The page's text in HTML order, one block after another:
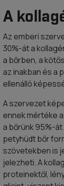
A
Az emberi
30%-át a
a bőrben, a
az inakban és a
ellenálló
A szervezet
ennek mértéke
a bőrünk 95%-
petyhüdt bőr
szövetekben is
jelezheti. A
proteinektől,